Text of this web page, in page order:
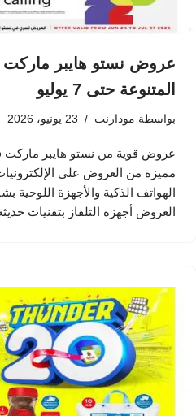
عروض نستو هايبر ماركت
المتنوعة حتى 7 يوليو
بواسطة مودارنت 23 يونيو، 2026
عروض قوية من نستو هايبر
مميزة من العروض على
الهواتف الذكية والأجهزة اللوحية
العروض أجهزة التلفاز بتقنيات